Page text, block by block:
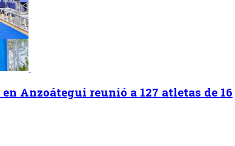
Anzoátegui reunió a 127 atletas de 16